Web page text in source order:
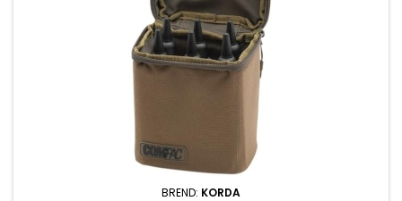
BREND: KORDA